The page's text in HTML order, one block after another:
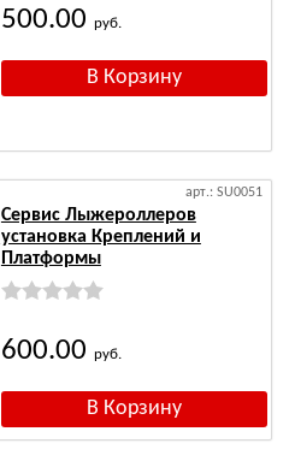
500.00 руб.
арт.: SU0051
Сервис Лыжероллеров
установка Креплений и
Платформы
600.00 руб.